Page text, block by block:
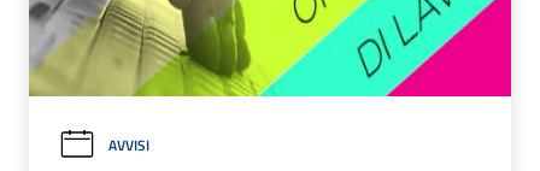
AVVISI